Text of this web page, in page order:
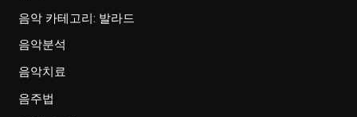
음악 카테고리: 발라드
음악분석
음악치료
음주법